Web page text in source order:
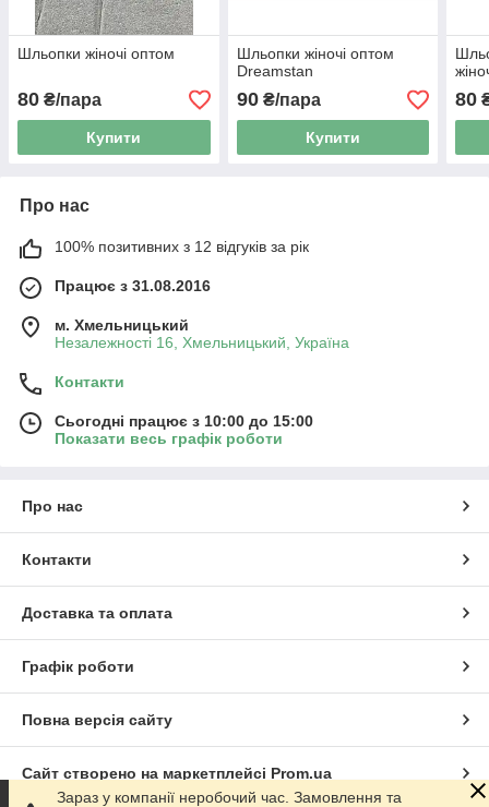
Шльопки жіночі оптом
80 ₴/пара
Купити
Шльопки жіночі оптом
Dreamstan
90₴/пара
Купити
80
Про нас
100% позитивних з 12 відгуків за рік
Працює з 31.08.2016
м. Хмельницький
Незалежності 16, Хмельницький, Україна
Контакти
Сьогодні працює з 10:00 до 15:00
Показати весь графік роботи
Про нас
Контакти
Доставка та оплата
Графік роботи
Повна версія сайту
Сайт створено на маркетплейсі Prom.ua
Зараз у компанії неробочий час. Замовлення та